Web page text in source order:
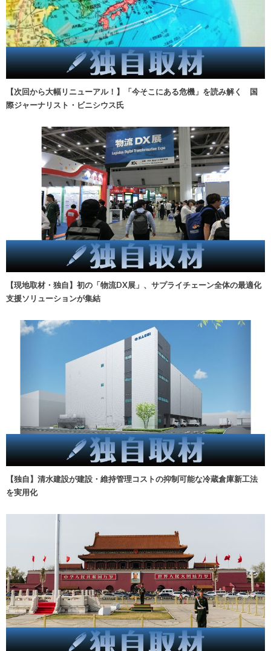
【次回から大幅リニューアル！】「今そこにある危機」を読み解く 国
際ジャーナリスト・ビニシウス氏
【現地取材・独自】初の「物流DX展」、サプライチェーン全体の最適化
支援ソリューションが集結
【独自】清水建設が建設・維持管理コストの抑制可能な冷蔵倉庫新工法
を実用化